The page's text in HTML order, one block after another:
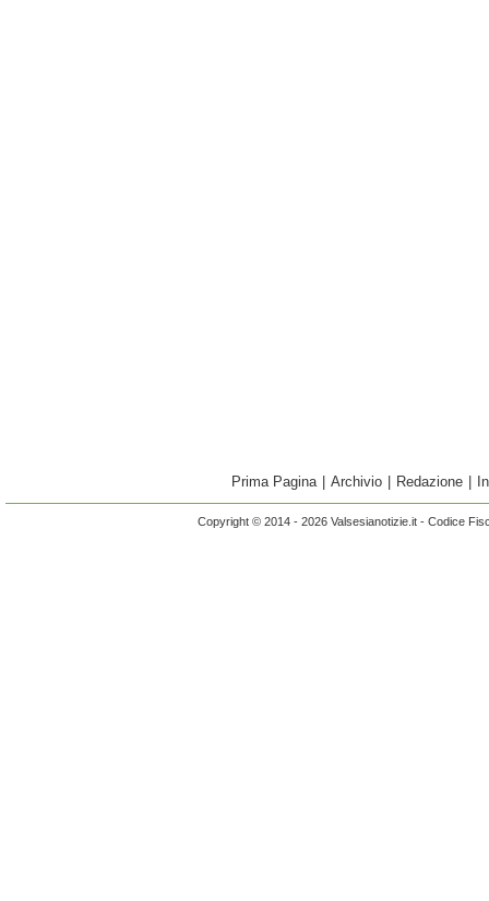
Prima Pagina Archivio Redazione
Copyright © 2014 - 2026 Valsesianotizie.it - Codice